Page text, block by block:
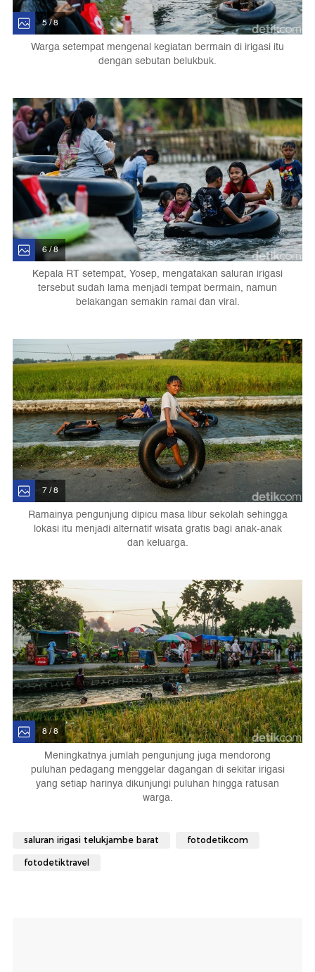
5 / 8
Warga setempat mengenal kegiatan bermain di irigasi itu
dengan sebutan belukbuk.
6 / 8
Kepala RT setempat, Yosep, mengatakan saluran irigasi
tersebut sudah lama menjadi tempat bermain, namun
belakangan semakin ramai dan viral.
7 / 8
Ramainya pengunjung dipicu masa libur sekolah sehingga
lokasi itu menjadi alternatif wisata gratis bagi anak-anak
dan keluarga.
8 / 8
Meningkatnya jumlah pengunjung juga mendorong
puluhan pedagang menggelar dagangan di sekitar irigasi
yang setiap harinya dikunjungi puluhan hingga ratusan
warga.
saluran irigasi telukjambe barat fotodetikcom
fotodetiktravel